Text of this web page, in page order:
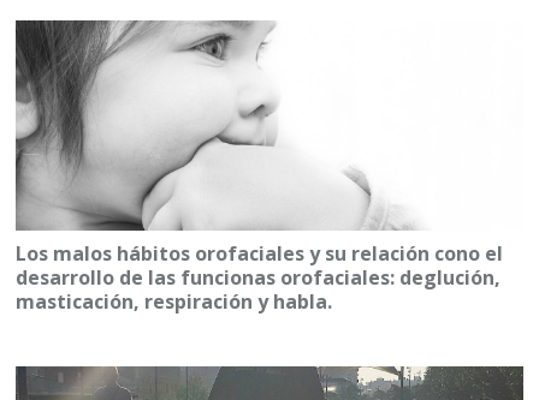
Los malos hábitos orofaciales y su relación cono el
desarrollo de las funcionas orofaciales: deglución,
masticación, respiración y habla.